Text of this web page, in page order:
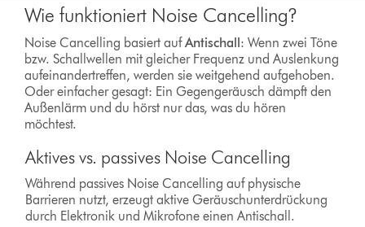
Wie funktioniert Noise Cancelling?
Noise Cancelling basiert aufAntischall: Wenn zwei Töne
bzw. Schallwellen mit gleicher Frequenz und Auslenkung
aufeinandertreffen, werden sie weitgehend aufgehoben.
Oder einfacher gesagt: Ein Gegengeräusch dämpft den
Außenlärm und du hörst nur das, was du hören
möchtest.
Aktives vs. passives Noise Cancelling
Während passives Noise Cancelling auf physische
Barrieren nutzt, erzeugt aktive Geräuschunterdrückung
durch Elektronik und Mikrofone einen Antischall.